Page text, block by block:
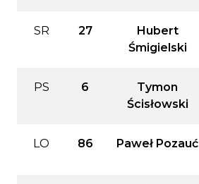
SR 27
Hubert
Śmigielski
PS 6
Tymon
Ścisłowski
LO 86 Paweł Pozauć